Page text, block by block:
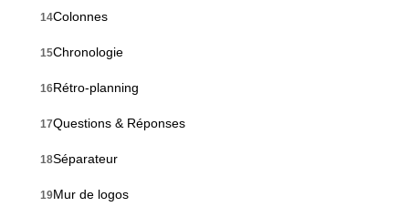
14Colonnes
15Chronologie
16Rétro-planning
17Questions & Réponses
18Séparateur
19Mur de logos